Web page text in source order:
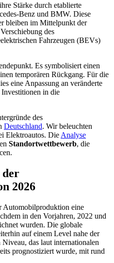
Stärke durch etablierte
Benz und BMW. Diese
bleiben im Mittelpunkt der
des
Fahrzeugen (BEVs)
Es symbolisiert einen
temporären Rückgang. Für die
eine Anpassung an veränderte
in die
des
Deutschland. Wir beleuchten
Elektroautos. Die Analyse
Standortwettbewerb, die
der
2026
Automobilproduktion eine
in den Vorjahren, 2022 und
wurden. Die globale
auf einem Level nahe der
das laut internationalen
prognostiziert wurde, mit rund